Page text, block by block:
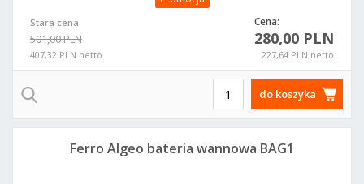
Stara cena
501,00 PLN
407,32 PLN netto
Cena:
280,00 PLN
227,64 PLN netto
do koszyka
Ferro Algeo bateria wannowa BAG1